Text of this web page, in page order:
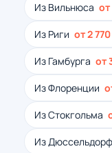
Из Вильнюса от
Из Риги от 2
Из Гамбурга от
Из Флоренции
Из Стокгольма
Из